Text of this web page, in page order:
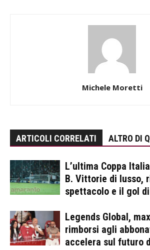
Michele Moretti
ARTICOLI CORRELATI ALTRO DI
L’ultima Coppa
B. Vittorie di lusso,
spettacolo e il gol
Legends Global,
rimborsi agli
accelera sul futuro